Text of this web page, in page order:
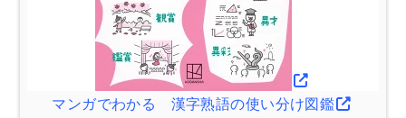
マンガでわかる 漢字熟語の使い分け図鑑